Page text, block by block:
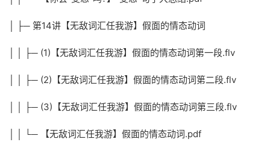
│ ├─ 第14讲【无敌词汇任我游】假面的情态动词
│ │ ├─ (1)【无敌词汇任我游】假面的情态动词第一段.flv
│ │ ├─ (2)【无敌词汇任我游】假面的情态动词第二段.flv
│ │ ├─ (3)【无敌词汇任我游】假面的情态动词第三段.flv
│ │ └─ 【无敌词汇任我游】假面的情态动词.pdf